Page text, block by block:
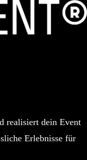
realisiert dein Event
Erlebnisse für